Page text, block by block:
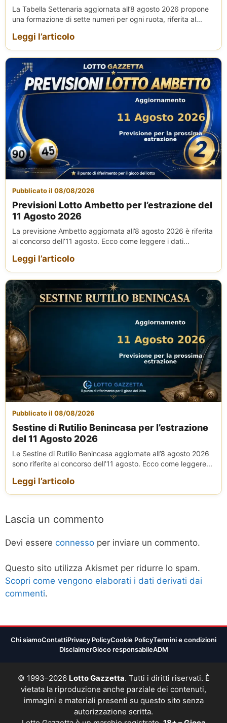
La Tabella Settenaria aggiornata all’8 agosto 2026 propone
una formazione di sette numeri per ogni ruota, riferita al...
Leggi l’articolo
Pubblicato il 08/08/2026
Previsioni Lotto Ambetto per l’estrazione del
11 Agosto 2026
La previsione Ambetto aggiornata all’8 agosto 2026 è riferita
al concorso dell’11 agosto. Ecco come leggere i dati...
Leggi l’articolo
Pubblicato il 08/08/2026
Sestine di Rutilio Benincasa per l’estrazione
del 11 Agosto 2026
Le Sestine di Rutilio Benincasa aggiornate all’8 agosto 2026
sono riferite al concorso dell’11 agosto. Ecco come leggere...
Leggi l’articolo
Lascia un commento
Devi essere connesso per inviare un commento.
Questo sito utilizza Akismet per ridurre lo spam.
Scopri come vengono elaborati i dati derivati dai
commenti.
Chi siamoContattiPrivacy PolicyCookie PolicyTermini e condizioni
DisclaimerGioco responsabileADM
© 1993–2026 Lotto Gazzetta. Tutti i diritti riservati. È
vietata la riproduzione anche parziale dei contenuti,
immagini e materiali presenti su questo sito senza
autorizzazione scritta.